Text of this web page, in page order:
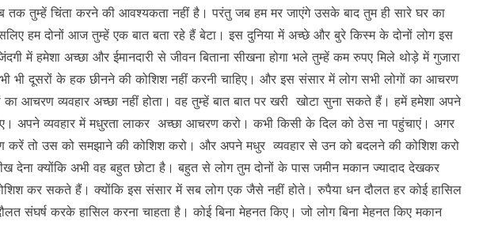
तक तुम्हें चिंता करने की आवश्यकता नहीं है। परंतु जब हम मर जाएंगे उसके बाद तुम ही सारे घर का
हम दोनों आज तुम्हें एक बात बता रहे हैं बेटा। इस दुनिया में अच्छे और बुरे किस्म के दोनों लोग इस
में हमेशा अच्छा और ईमानदारी से जीवन बिताना सीखना होगा भले तुम्हें कम रुपए मिले थोड़े में गुजारा
भी दूसरों के हक छीनने की कोशिश नहीं करनी चाहिए। और इस संसार में लोग सभी लोगों का आचरण
का आचरण व्यवहार अच्छा नहीं होता। वह तुम्हें बात बात पर खरी खोटा सुना सकते हैं। हमें हमेशा अपने
अपने व्यवहार में मधुरता लाकर अच्छा आचरण करो। कभी किसी के दिल को ठेस ना पहुंचाएं। अगर
करें तो उस को समझाने की कोशिश करो। और अपने मधुर व्यवहार से उन को बदलने की कोशिश करो
देना क्योंकि अभी वह बहुत छोटा है। बहुत से लोग तुम दोनों के पास जमीन मकान ज्यादाद देखकर
कर सकते हैं। क्योंकि इस संसार में सब लोग एक जैसे नहीं होते। रुपैया धन दौलत हर कोई हासिल
संघर्ष करके हासिल करना चाहता है। कोई बिना मेहनत किए। जो लोग बिना मेहनत किए मकान